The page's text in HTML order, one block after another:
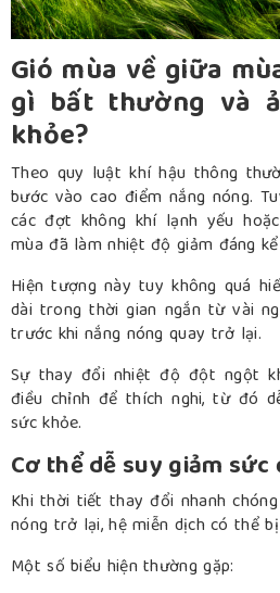
Gió mùa về giữa
gì bất thường và
khỏe?
Theo quy luật khí hậu thông
bước vào cao điểm nắng nóng.
các đợt không khí lạnh yếu
mùa đã làm nhiệt độ giảm đáng
Hiện tượng này tuy không quá
dài trong thời gian ngắn từ vài
trước khi nắng nóng quay trở lại.
Sự thay đổi nhiệt độ đột ngột
điều chỉnh để thích nghi, từ đó
sức khỏe.
Cơ thể dễ suy giảm sức
Khi thời tiết thay đổi nhanh
nóng trở lại, hệ miễn dịch có thể
Một số biểu hiện thường gặp: